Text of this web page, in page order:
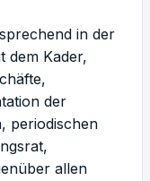
in der
dem Kader,
der
periodischen
allen